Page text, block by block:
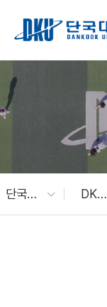
단국대 소식 DKU News